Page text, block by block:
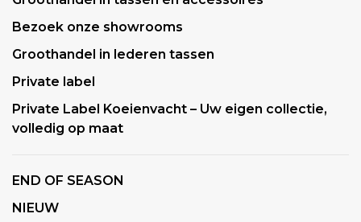
Bezoek onze showrooms
Groothandel in lederen tassen
Private label
Private Label Koeienvacht – Uw eigen collectie,
volledig op maat
END OF SEASON
NIEUW